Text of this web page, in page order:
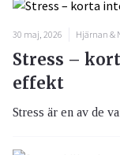
30 maj, 2026 Hjärnan &
Stress –
effekt
Stress är en av de